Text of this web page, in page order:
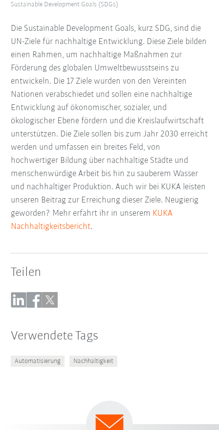
Die Sustainable Development Goals, kurz SDG, sind die
UN-Ziele für nachhaltige Entwicklung. Diese Ziele bilden
einen Rahmen, um nachhaltige Maßnahmen zur
Förderung des globalen Umweltbewusstseins zu
entwickeln. Die 17 Ziele wurden von den Vereinten
Nationen verabschiedet und sollen eine nachhaltige
Entwicklung auf ökonomischer, sozialer, und
ökologischer Ebene fördern und die Kreislaufwirtschaft
unterstützen. Die Ziele sollen bis zum Jahr 2030 erreicht
werden und umfassen ein breites Feld, von
hochwertiger Bildung über nachhaltige Städte und
menschenwürdige Arbeit bis hin zu sauberem Wasser
und nachhaltiger Produktion. Auch wir bei KUKA leisten
unseren Beitrag zur Erreichung dieser Ziele. Neugierig
geworden? Mehr erfahrt ihr in unserem KUKA
Nachhaltigkeitsbericht.
Sustainable Development Goals (SDGs)
Teilen
Verwendete Tags
Automatisierung Nachhaltigkeit